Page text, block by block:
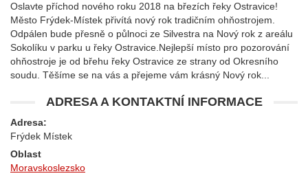
Oslavte příchod nového roku 2018 na březích řeky Ostravice!
Město Frýdek-Místek přivítá nový rok tradičním ohňostrojem.
Odpálen bude přesně o půlnoci ze Silvestra na Nový rok z areálu
Sokolíku v parku u řeky Ostravice.Nejlepší místo pro pozorování
ohňostroje je od břehu řeky Ostravice ze strany od Okresního
soudu. Těšíme se na vás a přejeme vám krásný Nový rok...
ADRESA A KONTAKTNÍ INFORMACE
Adresa:
Frýdek Místek
Oblast
Moravskoslezsko